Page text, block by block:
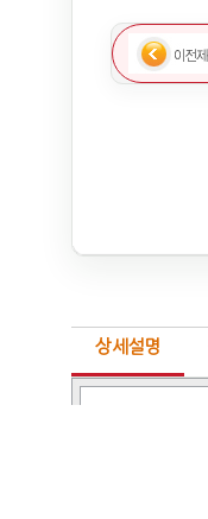
상세설명